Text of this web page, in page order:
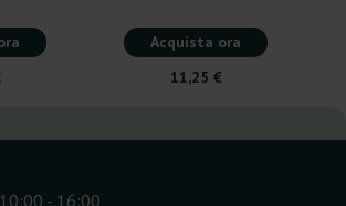
Acquista ora
11,25 €
- 16:00